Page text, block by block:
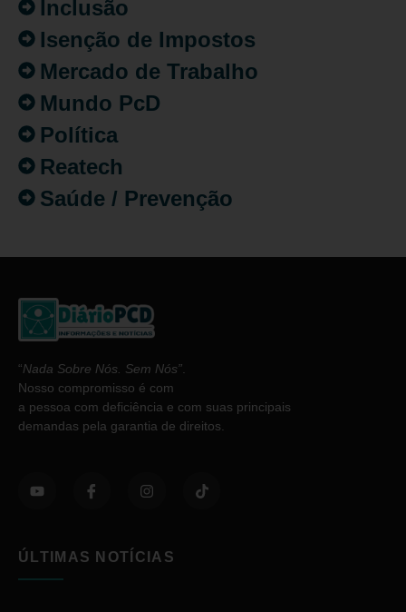
Inclusão
Isenção de Impostos
Mercado de Trabalho
Mundo PcD
Política
Reatech
Saúde / Prevenção
“Nada Sobre Nós. Sem Nós”
Nosso compromisso é com
a pessoa com deficiência e com suas principais
demandas pela garantia de direitos.
ÚLTIMAS NOTÍCIAS